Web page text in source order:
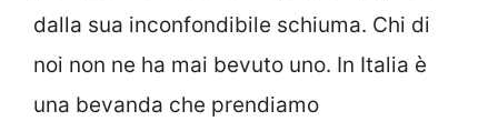
dalla sua inconfondibile schiuma. Chi di
noi non ne ha mai bevuto uno. In Italia è
una bevanda che prendiamo